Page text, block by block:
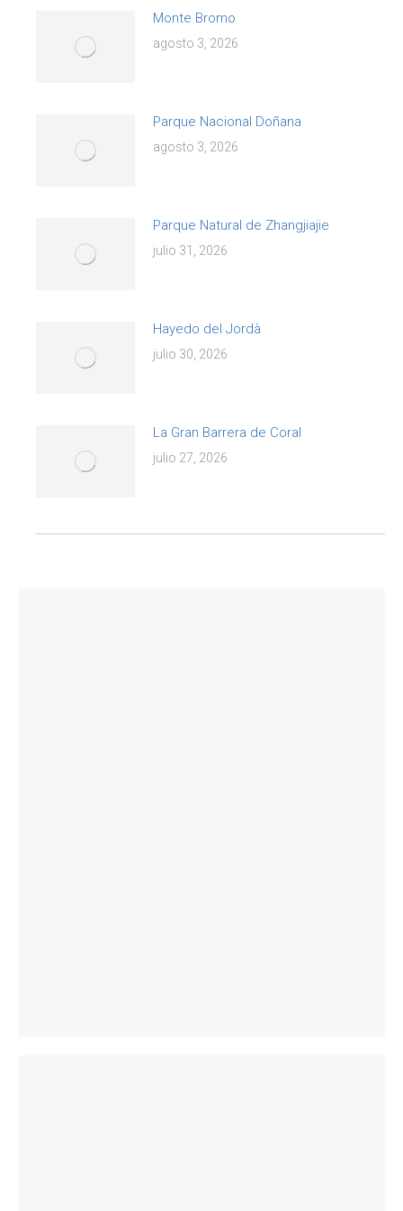
Monte Bromo
agosto 3, 2026
Parque Nacional Doñana
agosto 3, 2026
Parque Natural de Zhangjiajie
julio 31, 2026
Hayedo del Jordà
julio 30, 2026
La Gran Barrera de Coral
julio 27, 2026